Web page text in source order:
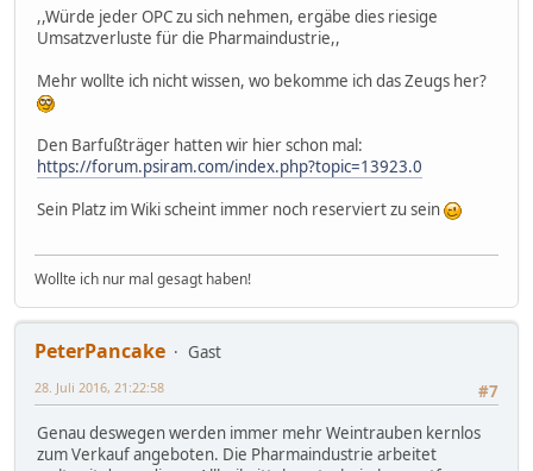
,,Würde jeder OPC zu sich nehmen, ergäbe dies riesige
Umsatzverluste für die Pharmaindustrie,,
Mehr wollte ich nicht wissen, wo bekomme ich das Zeugs her?
Den Barfußträger hatten wir hier schon mal:
https://forum.psiram.com/index.php?topic=13923.0
Sein Platz im Wiki scheint immer noch reserviert zu sein
Wollte ich nur mal gesagt haben!
PeterPancake
Gast
#7
28. Juli 2016, 21:22:58
Genau deswegen werden immer mehr Weintrauben kernlos
zum Verkauf angeboten. Die Pharmaindustrie arbeitet